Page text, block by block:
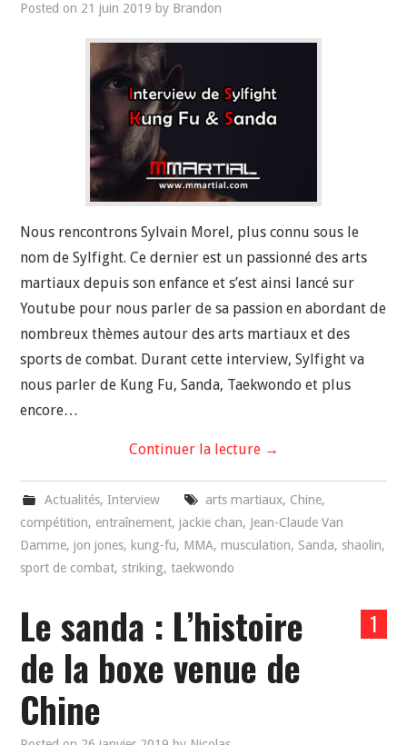
Posted on 21 juin 2019 by Brandon
Nous rencontrons Sylvain Morel, plus connu sous le
nom de Sylfight. Ce dernier est un passionné des arts
martiaux depuis son enfance et s’est ainsi lancé sur
Youtube pour nous parler de sa passion en abordant de
nombreux thèmes autour des arts martiaux et des
sports de combat. Durant cette interview, Sylfight va
nous parler de Kung Fu, Sanda, Taekwondo et plus
encore…
Continuer la lecture →
Actualités, Interview arts martiaux, Chine,
compétition, entraînement,jackie chan, Jean-Claude Van
Damme,jon jones, kung-fu, MMA,musculation, Sanda, shaolin,
sport de combat, striking, taekwondo
1
Le sanda : L’histoire
de la boxe venue de
Chine